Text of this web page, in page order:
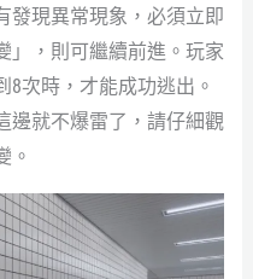
發現異常現象，必須立即
」，則可繼續前進。玩家
8次時，才能成功逃出。
邊就不爆雷了，請仔細觀
。